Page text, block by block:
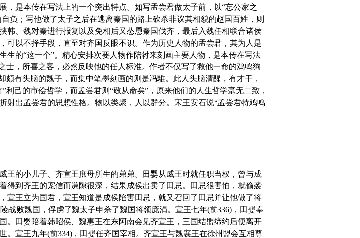
是本传在写法上的一个突出特点。如写孟尝君做太子前，以“忘公家之
负；写他做了太子之后在逃离秦国的路上砍杀非议其相貌的赵国百姓，则
韩、魏对秦进行报复以及免相后又怂恿秦国伐齐，最后入魏任相联合诸侯
可以不择手段，直至对齐国反眼不识。作为历史人物的孟尝君，其为人是
的“这一个”。精心安排次要人物作陪衬来刻画主要人物，是本传在写法
士，所喜之客，必然反映他的任人标准。作者不仅写了救他一命的鸡鸣狗
有头脑的魏子，而集中笔墨刻画的则是冯騅。此人头脑清醒，有才干，
己的市侩哲学，而孟尝君则“敬从命矣”，原来他们的人生哲学毫无二致，
射出孟尝君的思想性格。物以类聚，人以群分。宋王安石说“孟尝君特鸡鸣
的小儿子、齐宣王庶母所生的弟弟。田婴从威王时就任职当权，曾与成
得到齐王的宠信而嫌隙很深，结果成侯出卖了田忌。田忌很害怕，就偷袭
宣王立为国君，宣王知道是成侯陷害田忌，就又召回了田忌并让他做了将
战败魏国，俘虏了魏太子申杀了魏国将领庞涓。宣王七年(前336)，田婴奉
。田婴陪着韩昭侯、魏惠王在东阿南会见齐宣王，三国结盟缔约后便离开
。宣王九年(前334)，田婴任齐国宰相。齐宣王与魏襄王在徐州盟会互相尊